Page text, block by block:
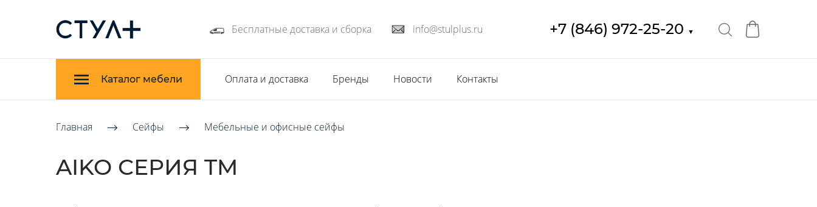
Бесплатные доставка и сборка info@stulplus.ru +7 (846) 972-25-20 ▼
Каталог мебели Оплата и доставка Бренды Новости Контакты
Главная Сейфы Мебельные и офисные сейфы
AIKO СЕРИЯ TM